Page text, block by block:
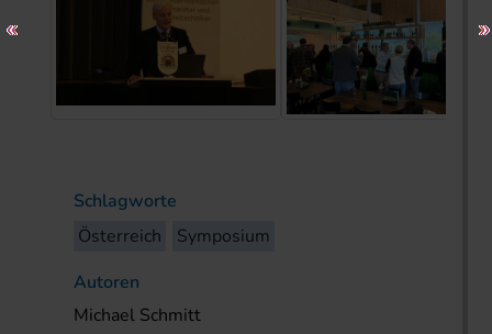
Schlagworte
Österreich
Symposium
Autoren
Michael Schmitt